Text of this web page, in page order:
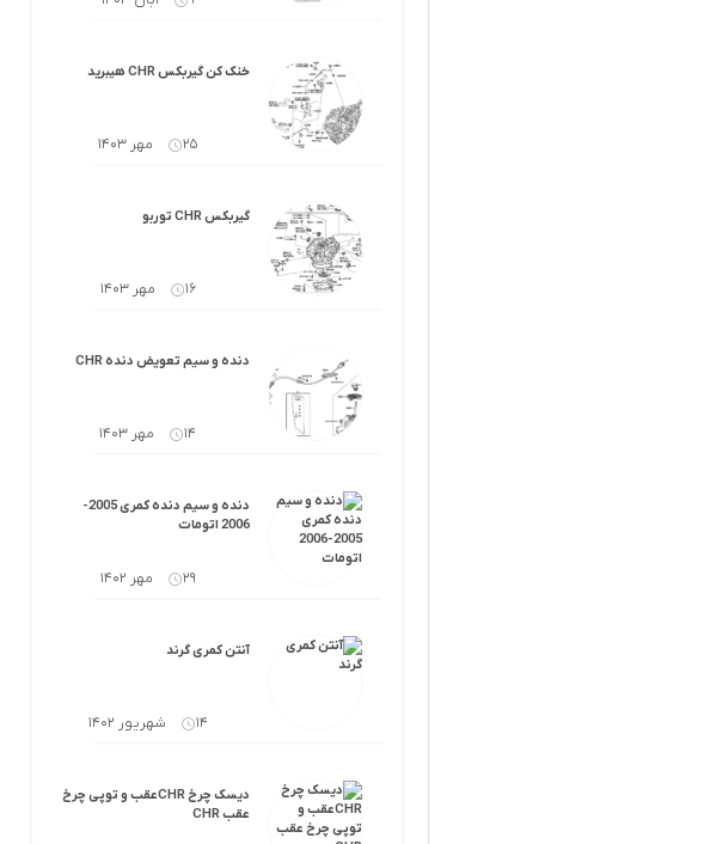
خنک کن گیربکس CHR هیبرید
25 مهر 1403
گیربکس CHR توربو
16 مهر 1403
دنده و سیم تعویض دنده CHR
14 مهر 1403
دنده و سیم دنده کمری 2005-
2006 اتومات
29 مهر 1402
آنتن کمری گرند
14 شهریور 1402
دیسک چرخ CHRعقب و توپی چرخ
عقب CHR